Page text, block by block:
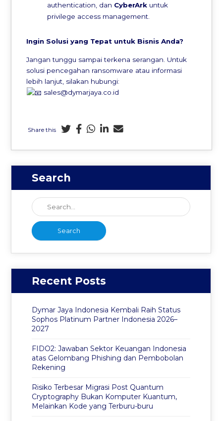
authentication, dan CyberArkuntuk
privilege access management.
Ingin Solusi yang Tepat untuk Bisnis Anda?
Jangan tunggu sampai terkena serangan. Untuk
solusi pencegahan ransomware atau informasi
lebih lanjut, silakan hubungi:
sales@dymarjaya.co.id
Share this
Search
Recent Posts
Dymar Jaya Indonesia Kembali Raih Status
Sophos Platinum Partner Indonesia 2026–
2027
FIDO2: Jawaban Sektor Keuangan Indonesia
atas Gelombang Phishing dan Pembobolan
Rekening
Risiko Terbesar Migrasi Post Quantum
Cryptography Bukan Komputer Kuantum,
Melainkan Kode yang Terburu-buru